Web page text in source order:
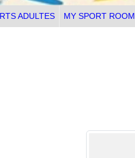
ADULTES MY SPORT ROOM